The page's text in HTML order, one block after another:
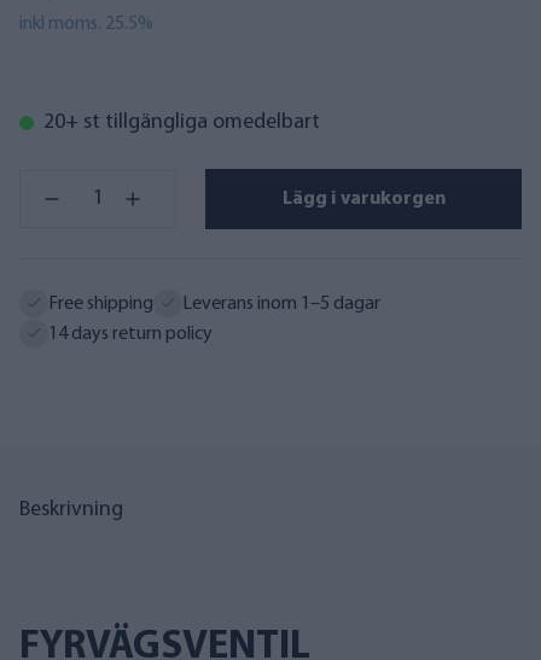
inkl moms. 25.5%
20+ st tillgängliga omedelbart
Lägg i varukorgen
Free shipping
Leverans inom 1–5 dagar
14 days return policy
Beskrivning
FYRVÄGSVENTIL